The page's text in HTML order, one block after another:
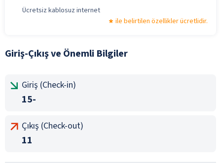
Ücretsiz kablosuz internet
ile belirtilen özellikler ücretlidir.
Giriş-Çıkış ve Önemli Bilgiler
Giriş (Check-in)
15-
Çıkış (Check-out)
11